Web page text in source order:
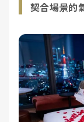
契合場景的